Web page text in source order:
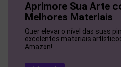
Aprimore Sua Arte
Melhores Materiais
Quer elevar o nível das suas
excelentes materiais
Amazon!